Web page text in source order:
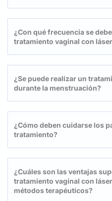
¿Con qué frecuencia se
tratamiento vaginal con
¿Se puede realizar un
durante la menstruación?
¿Cómo deben cuidarse los
tratamiento?
¿Cuáles son las ventajas
tratamiento vaginal con
métodos terapéuticos?